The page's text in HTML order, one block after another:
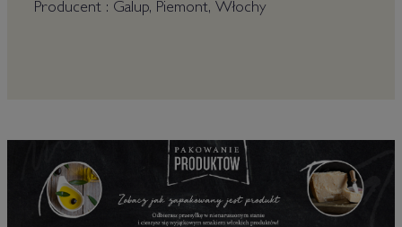
Producent : Galup, Piemont, Włochy